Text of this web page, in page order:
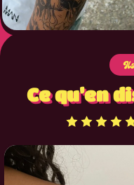
Ce qu’en